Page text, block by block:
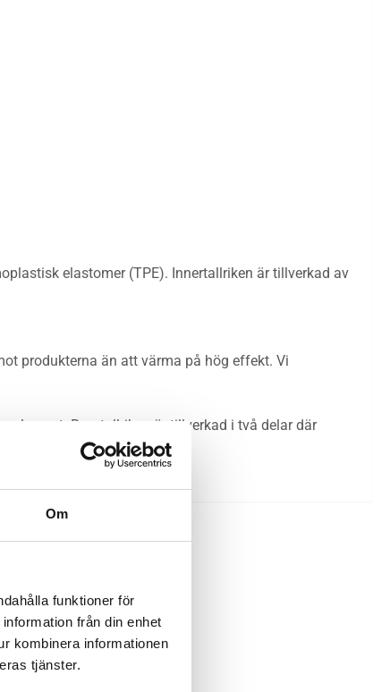
Om
funktioner för
från din enhet
kombinera informationen
tjänster.
elastomer (TPE). Innertallriken är tillverkad av
produkterna än att värma på hög effekt. Vi
Barntallriken är tillverkad i två delar där